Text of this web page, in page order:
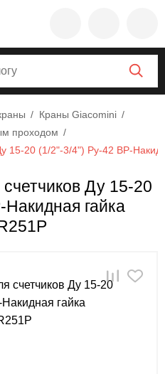
Краны Giacomini
проходом
15-20 (1/2"-3/4") Ру-42 ВР-
Ду 15-20
гайка